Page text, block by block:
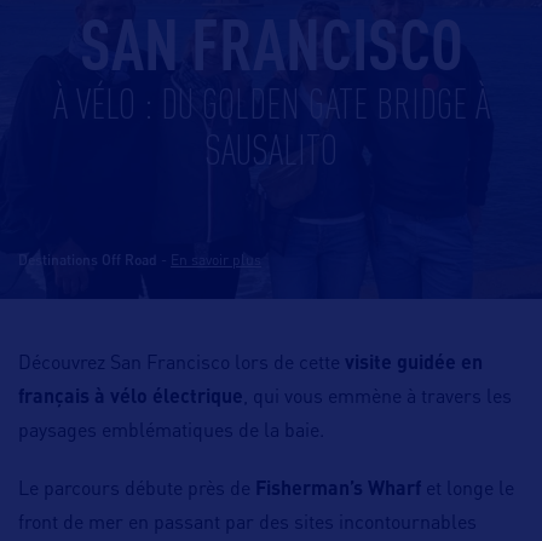
SAN FRANCISCO
À VÉLO : DU GOLDEN GATE BRIDGE À
SAUSALITO
Destinations Off Road
Découvrez San Francisco lors de cette visite guidée en
français à vélo électrique , qui vous emmène à travers les
paysages emblématiques de la baie.
Le parcours débute près de Fisherman’s Wharf et longe le
front de mer en passant par des sites incontournables